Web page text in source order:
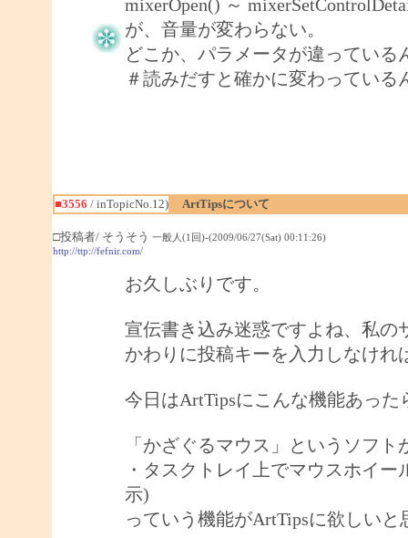
mixerOpen() ～
が、音量が変わらない。
どこか、パラメータが違っている
＃読みだすと確かに変わっている
■3556 / inTopicNo.12) ArtTipsについて
□投稿者/ そうそう 一般人(1回)-(2009/06/27(Sat) 00:11:26)
http://ttp://fefnir.com/
お久しぶりです。
宣伝書き込み迷惑ですよね、私の
かわりに投稿キーを入力しなけれ
今日はArtTipsにこんな機能あっ
「かざぐるマウス」というソフ
・タスクトレイ上でマウスホイ
示)
っていう機能がArtTipsに欲しいと